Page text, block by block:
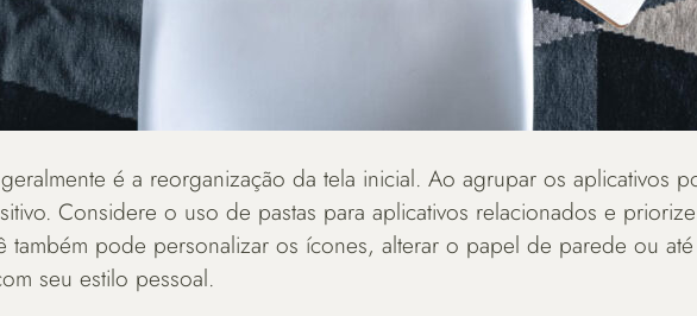
é a reorganização da tela inicial. Ao agrupar os aplicativos
Considere o uso de pastas para aplicativos relacionados e
também pode personalizar os ícones, alterar o papel de parede ou
seu estilo pessoal.